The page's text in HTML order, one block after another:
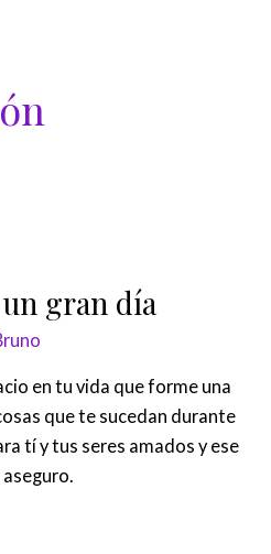
gran día
en tu vida que forme una
que te sucedan durante
tí y tus seres amados y ese